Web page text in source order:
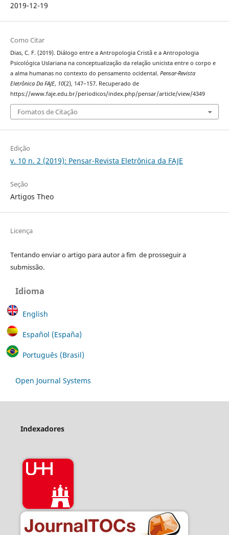
2019-12-19
Como Citar
Dias, C. F. (2019). Diálogo entre a Antropologia Cristã e a Antropologia
Psicológica Uslariana na conceptualização da relação unicista entre o corpo e
a alma humanas no contexto do pensamento ocidental. Pensar-Revista
Eletrônica Da FAJE, 10(2), 147–157. Recuperado de
https://www.faje.edu.br/periodicos/index.php/pensar/article/view/4349
Fomatos de Citação
Edição
v. 10 n. 2 (2019): Pensar-Revista Eletrônica da FAJE
Seção
Artigos Theo
Licença
Tentando enviar o artigo para autor a fim de prosseguir a
submissão.
Idioma
English
Español (España)
Português (Brasil)
Open Journal Systems
Indexadores